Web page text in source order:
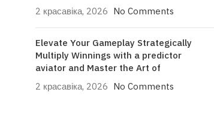
2 красавіка, 2026 No Comments
Elevate Your Gameplay Strategically
Multiply Winnings with a predictor
aviator and Master the Art of
2 красавіка, 2026 No Comments